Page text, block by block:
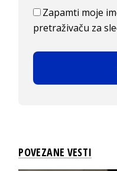
Zapamti moje
pretraživaču za
POVEZANE VESTI